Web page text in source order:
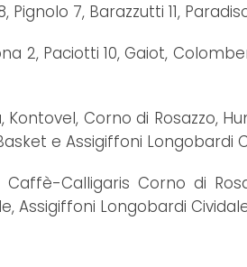
Pignolo 7, Barazzutti 11,
2, Paciotti 10, Gaiot,
Corno di Rosazzo,
e Assigiffoni Longobardi
Caffè-Calligaris Corno di
Assigiffoni Longobardi